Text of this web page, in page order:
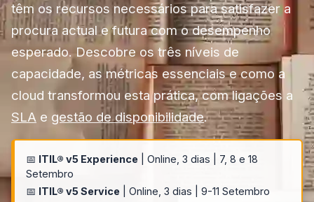
têm os recursos necessários para satisfazer a
procura actual e futura com o desempenho
esperado. Descobre os três níveis de
capacidade, as métricas essenciais e como a
cloud transformou esta prática, com ligações a
SLA e gestão de disponibilidade.
📅 ITIL® v5 Experience | Online, 3 dias | 7, 8 e 18
Setembro
📅 ITIL® v5 Service | Online, 3 dias | 9-11 Setembro